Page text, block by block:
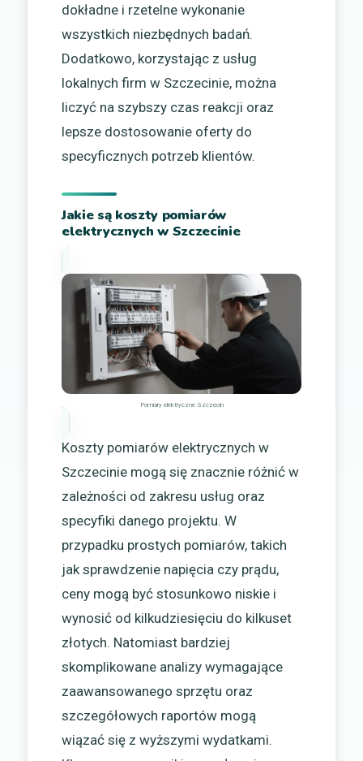
dokładne i rzetelne wykonanie
wszystkich niezbędnych badań.
Dodatkowo, korzystając z usług
lokalnych firm w Szczecinie, można
liczyć na szybszy czas reakcji oraz
lepsze dostosowanie oferty do
specyficznych potrzeb klientów.
Jakie są koszty pomiarów
elektrycznych w Szczecinie
Pomiary elektryczne Szczecin
Koszty pomiarów elektrycznych w
Szczecinie mogą się znacznie różnić w
zależności od zakresu usług oraz
specyfiki danego projektu. W
przypadku prostych pomiarów, takich
jak sprawdzenie napięcia czy prądu,
ceny mogą być stosunkowo niskie i
wynosić od kilkudziesięciu do kilkuset
złotych. Natomiast bardziej
skomplikowane analizy wymagające
zaawansowanego sprzętu oraz
szczegółowych raportów mogą
wiązać się z wyższymi wydatkami.